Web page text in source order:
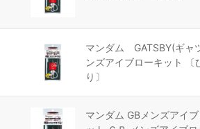
マンダム GATSBY(ギャ
ンズアイブローキット 〔
り〕
マンダム GBメンズアイ